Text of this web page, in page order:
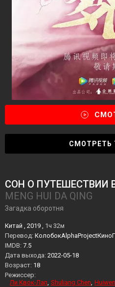
СМОТРЕТЬ
СОН О ПУТЕШЕСТВИИ
MENG HUI DA QING
Загадка оборотня
Китай , 2019 , 1ч 32м
Перевод:
IMDB: 7.5
Дата выхода: 2022-05-18
Возраст: 18
Режиссер:
Ли Квок-Лап Shuliang Chen